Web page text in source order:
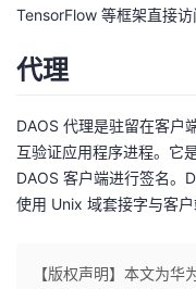
TensorFlow 等框架直接访
代理
DAOS 代理是驻留在客户
互验证应用程序进程。它
DAOS 客户端进行签名。
使用 Unix 域套接字与客户
【版权声明】本文为